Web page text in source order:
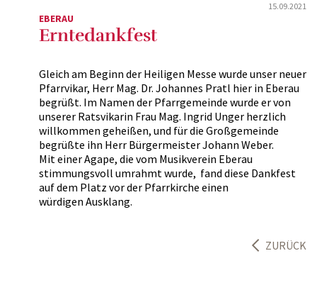
15.09.2021
EBERAU
Erntedankfest
Gleich am Beginn der Heiligen Messe wurde unser neuer
Pfarrvikar, Herr Mag. Dr. Johannes Pratl hier in Eberau
begrüßt. Im Namen der Pfarrgemeinde wurde er von
unserer Ratsvikarin Frau Mag. Ingrid Unger herzlich
willkommen geheißen, und für die Großgemeinde
begrüßte ihn Herr Bürgermeister Johann Weber.
Mit einer Agape, die vom Musikverein Eberau
stimmungsvoll umrahmt wurde, fand diese Dankfest
auf dem Platz vor der Pfarrkirche einen
würdigen Ausklang.
ZURÜCK